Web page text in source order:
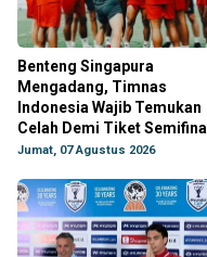
Benteng Singapura
Mengadang, Timnas
Indonesia Wajib Temukan
Celah Demi Tiket Semifinal
Jumat, 07 Agustus 2026